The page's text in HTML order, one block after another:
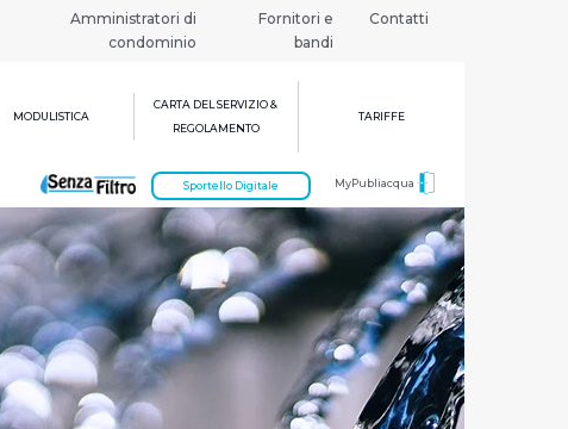
Amministratori di
condominio
Fornitori e
bandi
Contatti
MODULISTICA
CARTA DEL SERVIZIO &
REGOLAMENTO
TARIFFE
MyPubliacqua
Sportello Digitale